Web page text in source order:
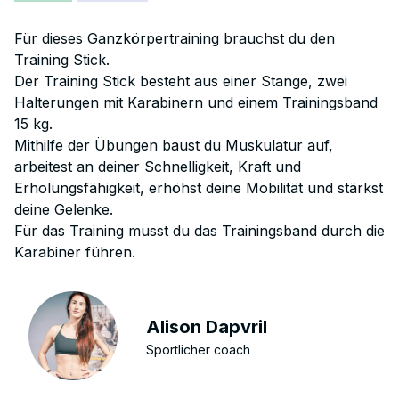
Für dieses Ganzkörpertraining brauchst du den
Training Stick.
Der Training Stick besteht aus einer Stange, zwei
Halterungen mit Karabinern und einem Trainingsband
15 kg.
Mithilfe der Übungen baust du Muskulatur auf,
arbeitest an deiner Schnelligkeit, Kraft und
Erholungsfähigkeit, erhöhst deine Mobilität und stärkst
deine Gelenke.
Für das Training musst du das Trainingsband durch die
Karabiner führen.
Alison Dapvril
Sportlicher coach